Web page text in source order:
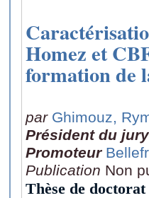
Homez et
formation de
par Ghimouz,
Président du jury
Promoteur
Publication Non
Thèse de doctorat